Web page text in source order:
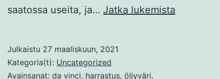
saatossa useita, ja… Jatka lukemista
Julkaistu 27 maaliskuun, 2021
Kategoria(t): Uncategorized
Avainsanat: da vinci, harrastus, öljyväri,